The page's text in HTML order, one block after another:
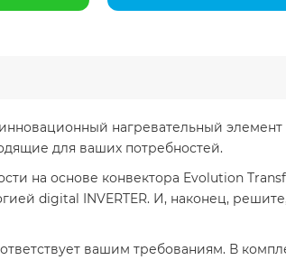
нагревательный элемент
для ваших потребностей.
на основе конвектора Evolution
digital INVERTER. И, наконец,
вашим требованиям. В